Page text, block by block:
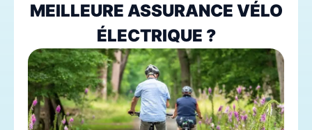
MEILLEURE ASSURANCE VÉLO
ÉLECTRIQUE ?